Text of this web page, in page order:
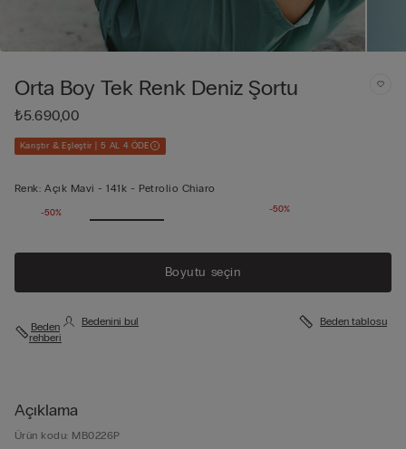
Orta Boy Tek Renk Deniz Şortu
₺5.690,00
Karıştır & Eşleştir | 5 AL 4 ÖDE
Renk: Açık Mavi -141k - Petrolio Chiaro
-50%
-50%
Boyutu seçin
Beden
rehberi
Bedenini bul Beden tablosu
Açıklama
Ürün kodu: MB0226P